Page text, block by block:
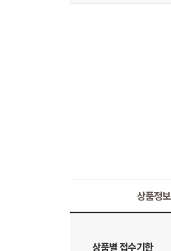
상품정보
상품별 접수기한